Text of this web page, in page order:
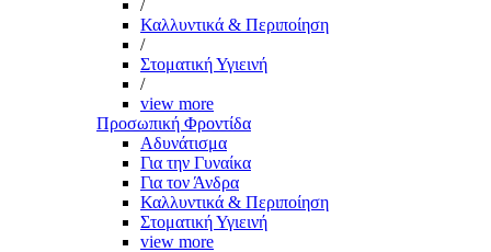
/
Καλλυντικά & Περιποίηση
/
Στοματική Υγιεινή
/
view more
Προσωπική Φροντίδα
Αδυνάτισμα
Για την Γυναίκα
Για τον Άνδρα
Καλλυντικά & Περιποίηση
Στοματική Υγιεινή
view more